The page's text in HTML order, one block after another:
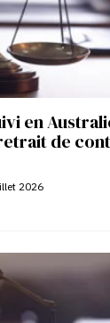
en
de
2026